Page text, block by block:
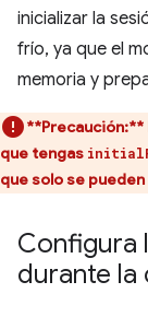
inicializar la
frío, ya que el
memoria y
**Precaución:**
que tengas
que solo se
Configura
durante la